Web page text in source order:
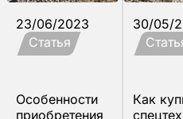
23/06/2023
Статья
Особенности
приобретения
30/05/
Как